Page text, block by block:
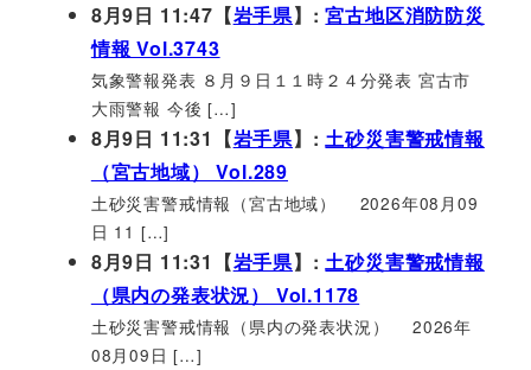
8月9日 11:47【岩手県】:宮古地区消防防災
情報 Vol.3743
気象警報発表 ８月９日１１時２４分発表 宮古市
大雨警報 今後 […]
8月9日 11:31【岩手県】:土砂災害警戒情報
（宮古地域） Vol.289
土砂災害警戒情報（宮古地域） 2026年08月09
日 11 […]
8月9日 11:31【岩手県】:土砂災害警戒情報
（県内の発表状況） Vol.1178
土砂災害警戒情報（県内の発表状況） 2026年
08月09日 […]